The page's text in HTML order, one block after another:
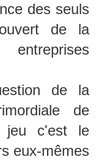
des seuls
de la
de la
de
jeu c'est le
eux-mêmes